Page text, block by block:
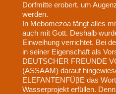
Dorfmitte erobert, um
werden.
In Mebomezoa fängt alles
auch mit Gott. Deshalb
Einweihung verrichtet. Bei
in seiner Eigenschaft als
DEUTSCHER FREUNDE
(ASSAAM) darauf
ELEFANTENFÜβE das
Wasserprojekt erfüllen.